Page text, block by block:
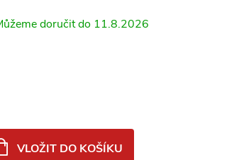
11.8.2026
VLOŽIT DO KOŠÍKU